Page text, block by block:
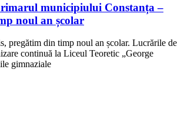
municipiului Constanța –
noul an școlar
pregătim din timp noul an școlar. Lucrările de
continuă la Liceul Teoretic „George
gimnaziale